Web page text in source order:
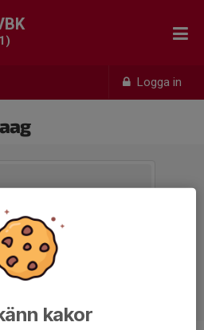
Logga in
kakor